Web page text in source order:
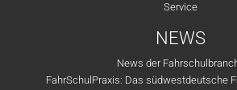
Service
NEWS
News der
FahrSchulPraxis: Das südwestdeutsche